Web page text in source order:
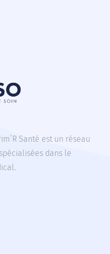
Santé est un réseau
dans le